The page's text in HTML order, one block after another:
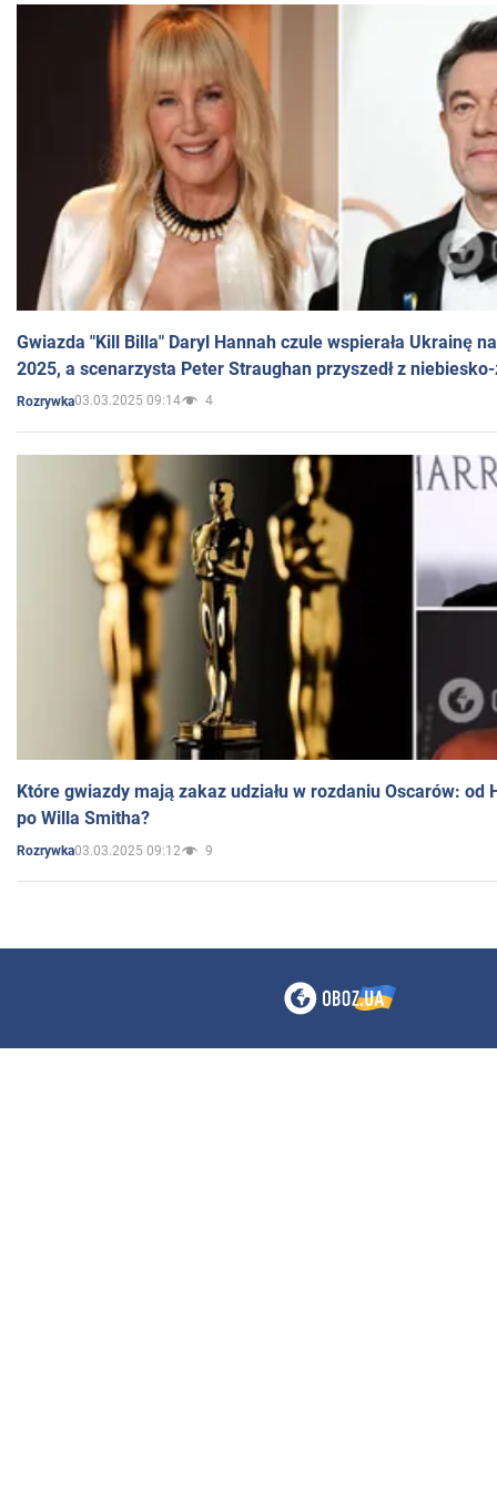
Gwiazda "Kill Billa" Daryl Hannah czule wspierała Ukrainę
2025, a scenarzysta Peter Straughan przyszedł z
Rozrywka03.03.2025 09:14 4
Które gwiazdy mają zakaz udziału w rozdaniu Oscarów: od
po Willa Smitha?
Rozrywka03.03.2025 09:12 9